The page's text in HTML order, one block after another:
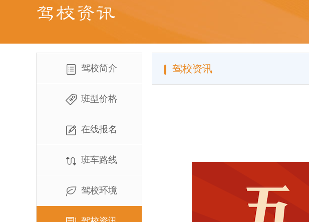
驾校简介
班型价格
在线报名
班车路线
驾校环境
驾校资讯